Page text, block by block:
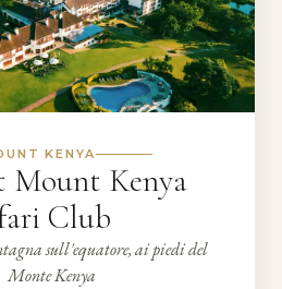
KENYA
Mount Kenya
Club
sull'equatore, ai piedi del
Monte Kenya